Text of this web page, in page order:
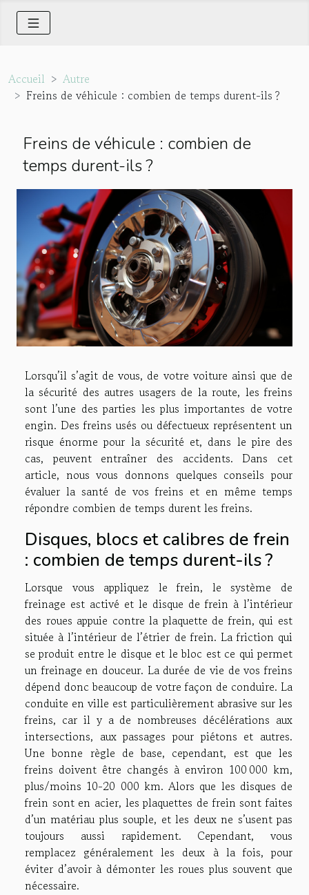
Accueil
Autre
Freins de véhicule : combien de temps durent-ils ?
Freins de véhicule : combien de
temps durent-ils ?
Lorsqu’il s’agit de vous, de votre voiture ainsi que de
la sécurité des autres usagers de la route, les freins
sont l’une des parties les plus importantes de votre
engin. Des freins usés ou défectueux représentent un
risque énorme pour la sécurité et, dans le pire des
cas, peuvent entraîner des accidents. Dans cet
article, nous vous donnons quelques conseils pour
évaluer la santé de vos freins et en même temps
répondre combien de temps durent les freins.
Disques, blocs et calibres de frein
: combien de temps durent-ils ?
Lorsque vous appliquez le frein, le système de
freinage est activé et le disque de frein à l’intérieur
des roues appuie contre la plaquette de frein, qui est
située à l’intérieur de l’étrier de frein. La friction qui
se produit entre le disque et le bloc est ce qui permet
un freinage en douceur. La durée de vie de vos freins
dépend donc beaucoup de votre façon de conduire. La
conduite en ville est particulièrement abrasive sur les
freins, car il y a de nombreuses décélérations aux
intersections, aux passages pour piétons et autres.
Une bonne règle de base, cependant, est que les
freins doivent être changés à environ 100 000 km,
plus/moins 10-20 000 km. Alors que les disques de
frein sont en acier, les plaquettes de frein sont faites
d’un matériau plus souple, et les deux ne s’usent pas
toujours aussi rapidement. Cependant, vous
remplacez généralement les deux à la fois, pour
éviter d’avoir à démonter les roues plus souvent que
nécessaire.